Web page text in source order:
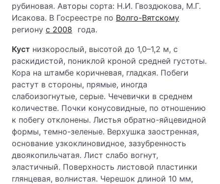
рубиновая. Авторы сорта: Н.И. Гвоздюкова, М.Г.
Исакова. В Госреестре по Волго-Вятскому
региону с 2008
года.
Куст низкорослый, высотой до 1,0–1,2 м, с
раскидистой, пониклой кроной средней густоты.
Кора на штамбе коричневая, гладкая. Побеги
растут в стороны, прямые, иногда
слабоизогнутые, серые. Чечевички в среднем
количестве. Почки конусовидные, по отношению
к побегу отклонены. Листья обратно-яйцевидной
формы, темно-зеленые. Верхушка заостренная,
основание узкоклиновидное, зазубренность
двоякопильчатая. Лист слабо вогнут,
эластичный. Поверхность листовой пластинки
глянцевая, волнистая. Черешок длиной 10 мм,